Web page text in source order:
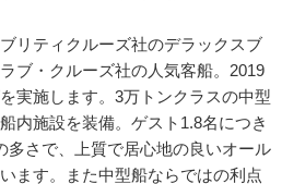
リティクルーズ社のデラックスブ
ブ・クルーズ社の人気客船。2019
実施します。3万トンクラスの中型
内施設を装備。ゲスト1.8名につき
多さで、上質で居心地の良いオール
ます。また中型船ならではの利点